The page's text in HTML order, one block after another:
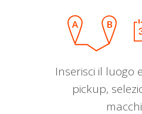
Inserisci il luogo
pickup,